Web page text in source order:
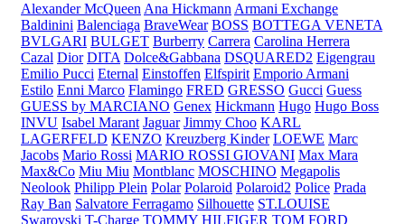
Alexander McQueen Ana Hickmann Armani Exchange
Baldinini Balenciaga BraveWear BOSS BOTTEGA VENETA
BVLGARI BULGET Burberry Carrera Carolina Herrera
Cazal Dior DITA Dolce&Gabbana DSQUARED2 Eigengrau
Emilio Pucci Eternal Einstoffen Elfspirit Emporio Armani
Estilo Enni Marco Flamingo FRED GRESSO Gucci Guess
GUESS by MARCIANO Genex Hickmann Hugo Hugo Boss
INVU Isabel Marant Jaguar Jimmy Choo KARL
LAGERFELD KENZO Kreuzberg Kinder LOEWE Marc
Jacobs Mario Rossi MARIO ROSSI GIOVANI Max Mara
Max&Co Miu Miu Montblanc MOSCHINO Megapolis
Neolook Philipp Plein Polar Polaroid Polaroid2 Police Prada
Ray Ban Salvatore Ferragamo Silhouette ST.LOUISE
Swarovski T-Charge TOMMY HILFIGER TOM FORD